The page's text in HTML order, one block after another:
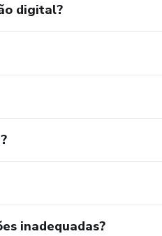
digital?
inadequadas?